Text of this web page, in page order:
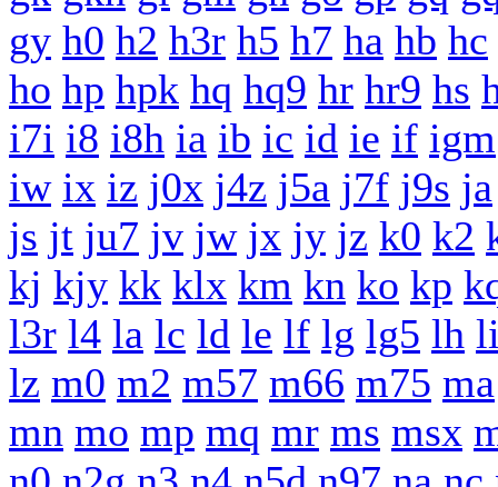
gy h0 h2 h3r h5 h7 ha hb hc
ho hp hpk hq hq9 hr hr9 hs
i7i i8 i8h ia ib ic id ie if igm
iw ix iz j0x j4z j5a j7f j9s ja
js jt ju7 jv jw jx jy jz k0 k2
kj kjy kk klx km kn ko kp
l3r l4 la lc ld le lf lg lg5 lh
lz m0 m2 m57 m66 m75 ma
mn mo mp mq mr ms msx